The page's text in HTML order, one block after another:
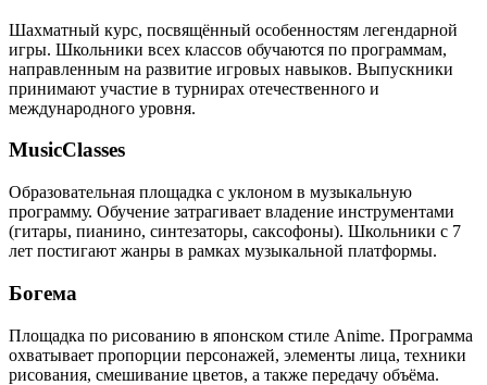
Шахматный курс, посвящённый особенностям легендарной
игры. Школьники всех классов обучаются по программам,
направленным на развитие игровых навыков. Выпускники
принимают участие в турнирах отечественного и
международного уровня.
MusicClasses
Образовательная площадка с уклоном в музыкальную
программу. Обучение затрагивает владение инструментами
(гитары, пианино, синтезаторы, саксофоны). Школьники с 7
лет постигают жанры в рамках музыкальной платформы.
Богема
Площадка по рисованию в японском стиле Anime. Программа
охватывает пропорции персонажей, элементы лица, техники
рисования, смешивание цветов, а также передачу объёма.